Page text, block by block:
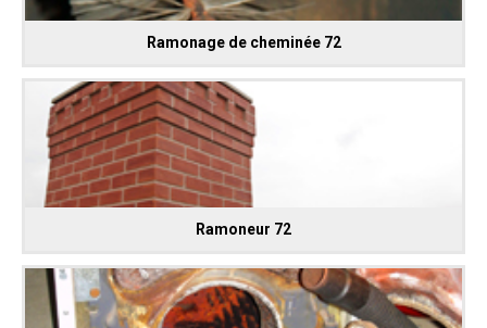
Ramonage de cheminée 72
Ramoneur 72